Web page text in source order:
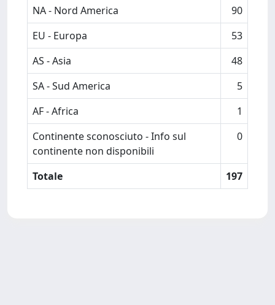
NA - Nord America
90
EU - Europa
53
AS - Asia
48
SA - Sud America
5
AF - Africa
1
Continente sconosciuto - Info sul
continente non disponibili
0
Totale 197